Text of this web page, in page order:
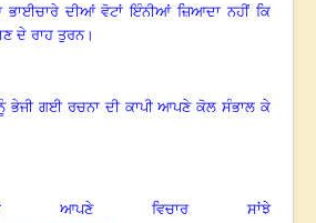
ਦੀਆਂ ਵੋਟਾਂ ਇੰਨੀਆਂ ਜ਼ਿਆਦਾ ਨਹੀਂ ਕਿ
ਦੇ ਰਾਹ ਤੁਰਨ।
ਭੇਜੀ ਗਈ ਰਚਨਾ ਦੀ ਕਾਪੀ ਆਪਣੇ ਕੋਲ ਸੰਭਾਲ ਕੇ
ਆਪਣੇ ਵਿਚਾਰ ਸਾਂਝੇ